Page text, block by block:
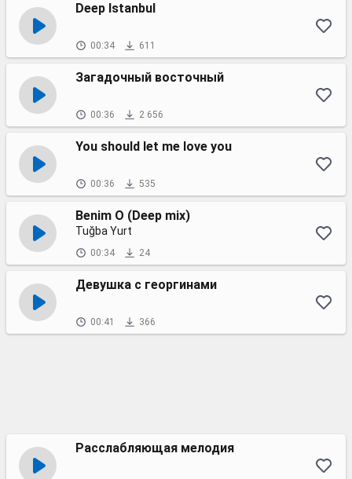
Deep Istanbul
00:34 611
Загадочный восточный
00:36 2 656
You should let me love you
00:36 535
Benim O (Deep mix)
Tuğba Yurt
00:34 24
Девушка с георгинами
00:41 366
Расслабляющая мелодия